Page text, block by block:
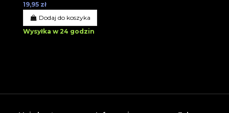
19,95 zł
Dodaj do koszyka
Wysyłka w 24 godzin